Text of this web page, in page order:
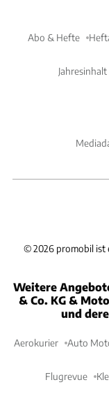
Abo & Hefte
©2026 promobil ist
Weitere
& Co. KG &
und
Aerokurier Auto
Flugrevue